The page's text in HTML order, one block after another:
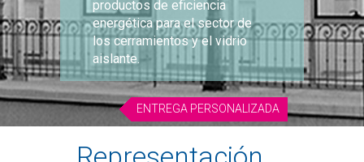
productos de eficiencia
energética para el sector de
los cerramientos y el vidrio
aislante.
ENTREGA PERSONALIZADA